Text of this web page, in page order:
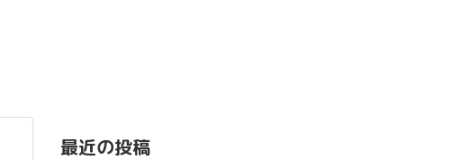
最近の投稿